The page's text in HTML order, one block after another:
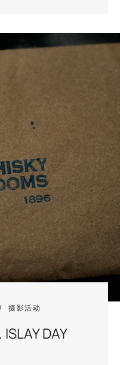
摄影活动
DAY